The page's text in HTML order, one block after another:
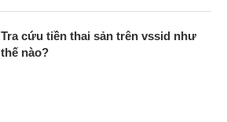
Tra cứu tiền thai sản trên vssid như
thế nào?